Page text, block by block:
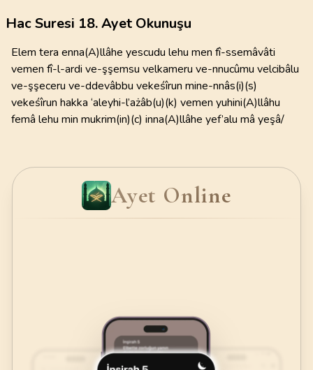
Hac Suresi 18. Ayet Okunuşu
Elem tera enna(A)llâhe yescudu lehu men fî-ssemâvâti
vemen fî-l-ardi ve-şşemsu velkameru ve-nnucûmu velcibâlu
ve-şşeceru ve-ddevâbbu vekeśîrun mine-nnâs(i)(s)
vekeśîrun hakka ‘aleyhi-l’ażâb(u)(k) vemen yuhini(A)llâhu
femâ lehu min mukrim(in)(c) inna(A)llâhe yef’alu mâ yeşâ/
Ayet Online